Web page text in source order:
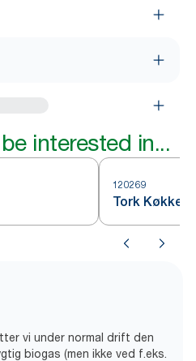
interested in...
120269
Tork
vi under normal drift den
biogas (men ikke ved f.eks.